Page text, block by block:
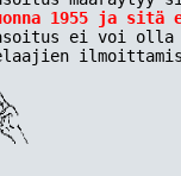
1955 ja sitä
ei voi olla